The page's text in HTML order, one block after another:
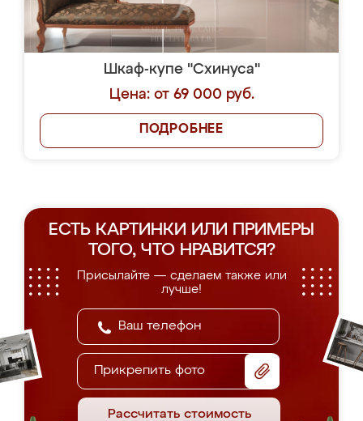
Шкаф-купе "Схинуса"
Цена: от 69 000 руб.
ПОДРОБНЕЕ
ЕСТЬ КАРТИНКИ ИЛИ ПРИМЕРЫ
ТОГО, ЧТО НРАВИТСЯ?
Присылайте — сделаем также или
лучше!
Прикрепить фото
Рассчитать стоимость